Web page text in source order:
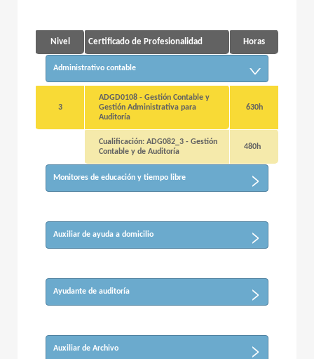
Nivel Certificado de Profesionalidad Horas
Administrativo contable
3
ADGD0108 - Gestión Contable y
Gestión Administrativa para
Auditoría
630h
Cualificación: ADG082_3 - Gestión
Contable y de Auditoría
480h
Monitores de educación y tiempo libre
Auxiliar de ayuda a domicilio
Ayudante de auditoría
Auxiliar de Archivo